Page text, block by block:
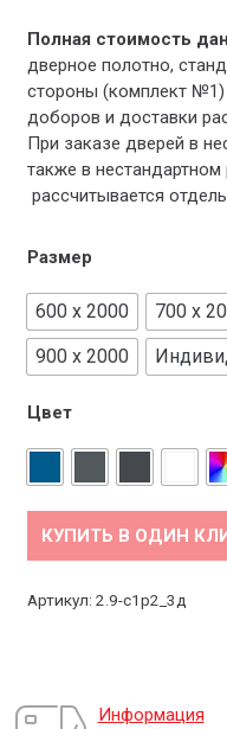
Полная стоимость
дверное полотно,
стороны (комплект №1)
доборов и доставки
При заказе дверей в
также в
рассчитывается
Размер
600 x 2000 700 x
900 x 2000
Цвет
КУПИТЬ В ОДИН
Артикул: 2.9-c1p2_3д
Информация